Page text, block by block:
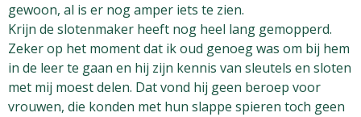
gewoon, al is er nog amper iets te zien.
Krijn de slotenmaker heeft nog heel lang gemopperd.
Zeker op het moment dat ik oud genoeg was om bij hem
in de leer te gaan en hij zijn kennis van sleutels en sloten
met mij moest delen. Dat vond hij geen beroep voor
vrouwen, die konden met hun slappe spieren toch geen